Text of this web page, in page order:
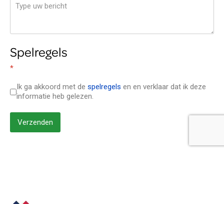
Spelregels
*
Ik ga akkoord met de spelregels en en verklaar dat ik deze
informatie heb gelezen.
Verzenden